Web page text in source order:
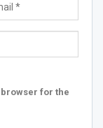
for the